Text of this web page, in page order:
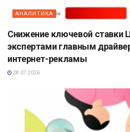
АНАЛИТИКА
Снижение ключевой ставки
экспертами главным
интернет-рекламы
28.07.2026